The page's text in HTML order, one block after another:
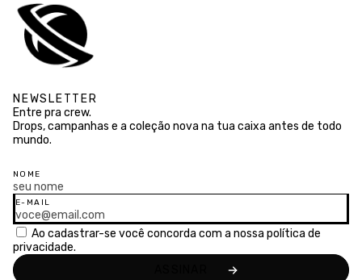
NEWSLETTER
Entre pra crew.
Drops, campanhas e a coleção nova na tua caixa antes de todo
mundo.
NOME
E-MAIL
Ao cadastrar-se você concorda com a nossa política de
privacidade.